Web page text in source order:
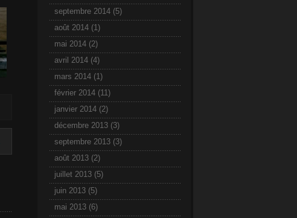
septembre 2014 (5)
août 2014 (1)
mai 2014 (2)
avril 2014 (4)
mars 2014 (1)
février 2014 (11)
janvier 2014 (2)
décembre 2013 (3)
septembre 2013 (3)
août 2013 (2)
juillet 2013 (5)
juin 2013 (5)
mai 2013 (6)